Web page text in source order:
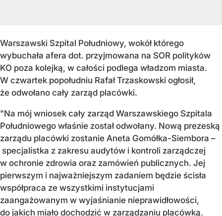
Warszawski Szpital Południowy, wokół którego
wybuchała afera dot. przyjmowana na SOR polityków
KO poza kolejką, w całości podlega władzom miasta.
W czwartek popołudniu Rafał Trzaskowski ogłosił,
że odwołano cały zarząd placówki.
"Na mój wniosek cały zarząd Warszawskiego Szpitala
Południowego właśnie został odwołany. Nową prezeską
zarządu placówki zostanie Aneta Gomółka-Siembora –
specjalistka z zakresu audytów i kontroli zarządczej
w ochronie zdrowia oraz zamówień publicznych. Jej
pierwszym i najważniejszym zadaniem będzie ścisła
współpraca ze wszystkimi instytucjami
zaangażowanym w wyjaśnianie nieprawidłowości,
do jakich miało dochodzić w zarządzaniu placówką.